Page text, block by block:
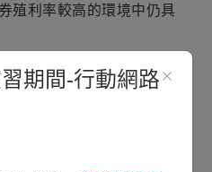
殖利率較高的環境中仍具
入來源
活息息相關，例如，水電
期間-行動網路